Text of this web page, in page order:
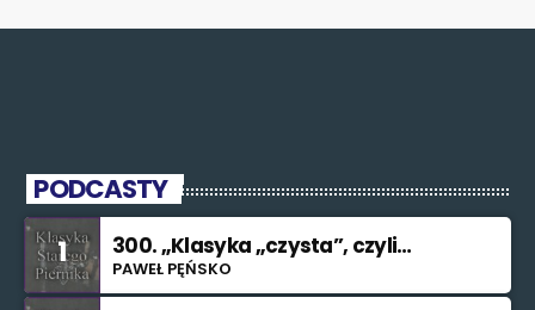
PODCASTY
1
300. „Klasyka „czysta”, czyli
znowu nie świętuję”
PAWEŁ PĘŃSKO